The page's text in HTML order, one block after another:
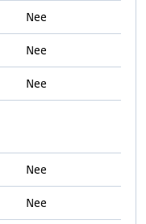
Nee
Nee
Nee
Nee
Nee